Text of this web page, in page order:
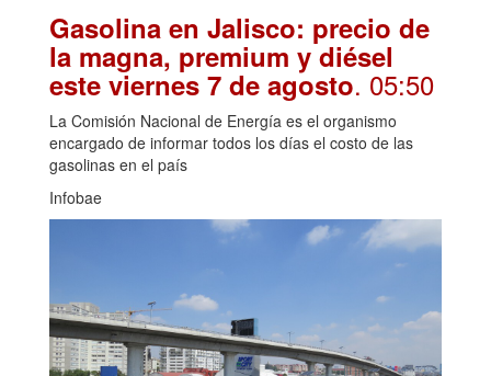
Gasolina en Jalisco: precio de
la magna, premium y diésel
este viernes 7 de agosto. 05:50
La Comisión Nacional de Energía es el organismo
encargado de informar todos los días el costo de las
gasolinas en el país
Infobae